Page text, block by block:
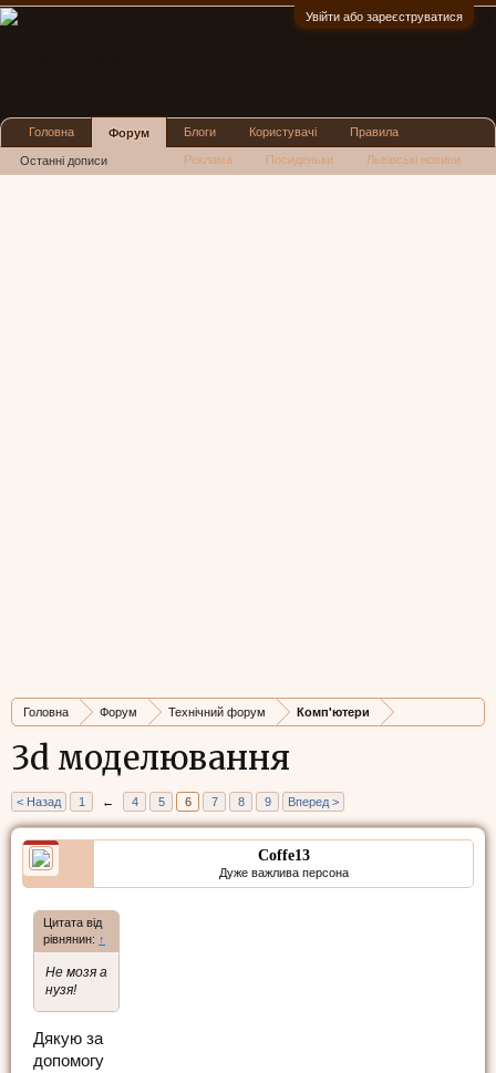
Увійти або зареєструватися
Головна Форум Технічний форум Комп'ютери
3d моделювання
< Назад 1 ← 4 5 6 7 8 9 Вперед >
Coffe13
Дуже важлива персона
Цитата від
рівнянин: ↑
Не мозя а
нузя!
Дякую за
допомогу
Головна Форум
Останні дописи
Блоги Користувачі Правила
Реклама Посиденьки Львівські новини